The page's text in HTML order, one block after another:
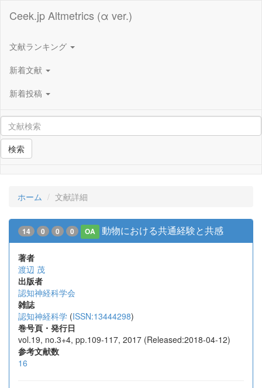
Ceek.jp Altmetrics (α ver.)
文献ランキング
新着文献
新着投稿
検索
ホーム 文献詳細
14 0 0 0 OA 動物における共通経験と共感
著者
渡辺 茂
出版者
認知神経科学会
雑誌
認知神経科学 (ISSN:13444298)
巻号頁・発行日
vol.19, no.3+4, pp.109-117, 2017 (Released:2018-04-12)
参考文献数
16